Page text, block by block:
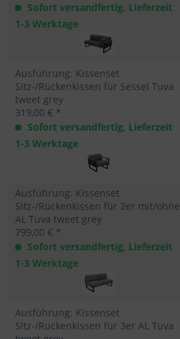
Sofort versandfertig, Lieferzeit
1-3 Werktage
Ausführung: Kissenset
Sitz-/Rückenkissen für Sessel Tuva
tweet grey
319,00 € *
Sofort versandfertig, Lieferzeit
1-3 Werktage
Ausführung: Kissenset
Sitz-/Rückenkissen für 2er mit/ohne
AL Tuva tweet grey
799,00 € *
Sofort versandfertig, Lieferzeit
1-3 Werktage
Ausführung: Kissenset
Sitz-/Rückenkissen für 3er AL Tuva